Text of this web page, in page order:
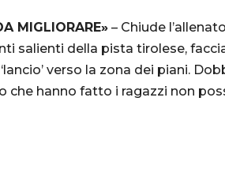
MIGLIORARE» – Chiude
salienti della pista tirolese,
verso la zona dei piani.
che hanno fatto i ragazzi non